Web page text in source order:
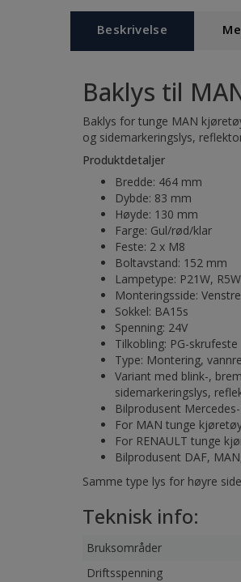
Beskrivelse
Baklys til
Baklys for tunge MAN
og sidemarkeringslys,
Produktdetaljer
Bredde: 464 mm
Dybde: 83 mm
Høyde: 130 mm
Farge: Gul/rød/klar
Feste: 2 x M8
Boltavstand: 152 mm
Lampetype: P21W, R5W
Monteringsside: Venstre
Sokkel: BA15s
Spenning: 24V
Tilkobling: PG-skrufeste
Type: Montering,
Variant med blink-,
sidemarkeringslys,
Bilprodusent
For MAN tunge
For RENAULT tunge
Bilprodusent DAF,
Samme type lys for høyre
Teknisk info:
Bruksområder
Driftsspenning